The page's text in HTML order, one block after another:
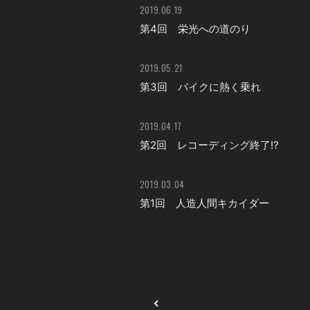
2019.06.19
第4回 栄光への道のり
2019.05.21
第3回 バイクに熱く乗れ
2019.04.17
第2回 レコーディング終了!?
2019.03.04
第1回 人造人間キカイダー